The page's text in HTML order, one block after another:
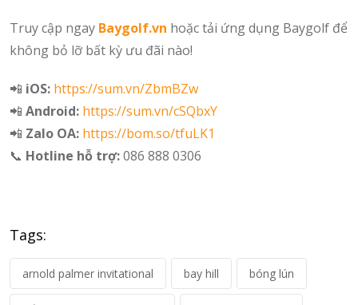
Truy cập ngay Baygolf.vn hoặc tải ứng dụng Baygolf để
không bỏ lỡ bất kỳ ưu đãi nào!
📲 iOS: https://sum.vn/ZbmBZw
📲 Android: https://sum.vn/cSQbxY
📲 Zalo OA: https://bom.so/tfuLK1
📞 Hotline hỗ trợ:086 888 0306
Tags:
arnold palmer invitational bay hill bóng lún